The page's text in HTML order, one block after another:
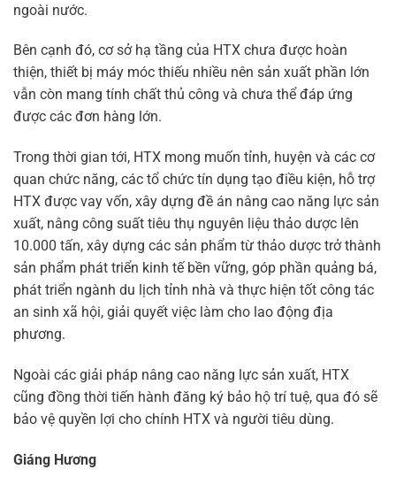
ngoài nước.
Bên cạnh đó, cơ sở hạ tầng của HTX chưa được hoàn
thiện, thiết bị máy móc thiếu nhiều nên sản xuất phần lớn
vẫn còn mang tính chất thủ công và chưa thể đáp ứng
được các đơn hàng lớn.
Trong thời gian tới, HTX mong muốn tỉnh, huyện và các cơ
quan chức năng, các tổ chức tín dụng tạo điều kiện, hỗ trợ
HTX được vay vốn, xây dựng đề án nâng cao năng lực sản
xuất, nâng công suất tiêu thụ nguyên liệu thảo dược lên
10.000 tấn, xây dựng các sản phẩm từ thảo dược trở thành
sản phẩm phát triển kinh tế bền vững, góp phần quảng bá,
phát triển ngành du lịch tỉnh nhà và thực hiện tốt công tác
an sinh xã hội, giải quyết việc làm cho lao động địa
phương.
Ngoài các giải pháp nâng cao năng lực sản xuất, HTX
cũng đồng thời tiến hành đăng ký bảo hộ trí tuệ, qua đó sẽ
bảo vệ quyền lợi cho chính HTX và người tiêu dùng.
Giáng Hương